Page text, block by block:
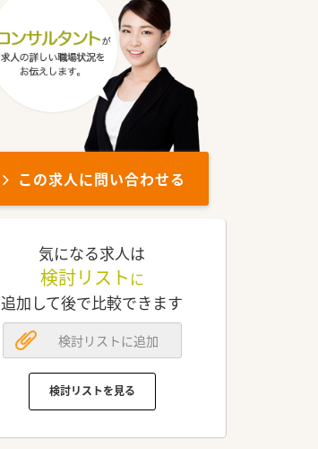
この求人に問い合わせる
気になる求人は
検討リスト に
追加して後で比較できます
検討リストに追加
検討リストを見る